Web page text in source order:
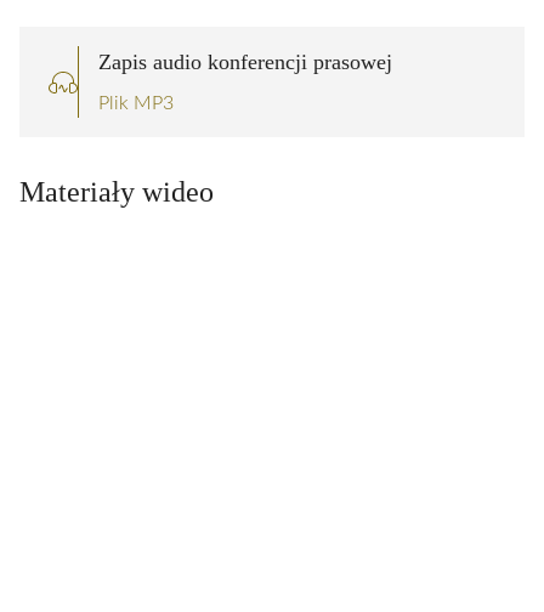
Zapis audio konferencji prasowej
Plik MP3
Materiały wideo